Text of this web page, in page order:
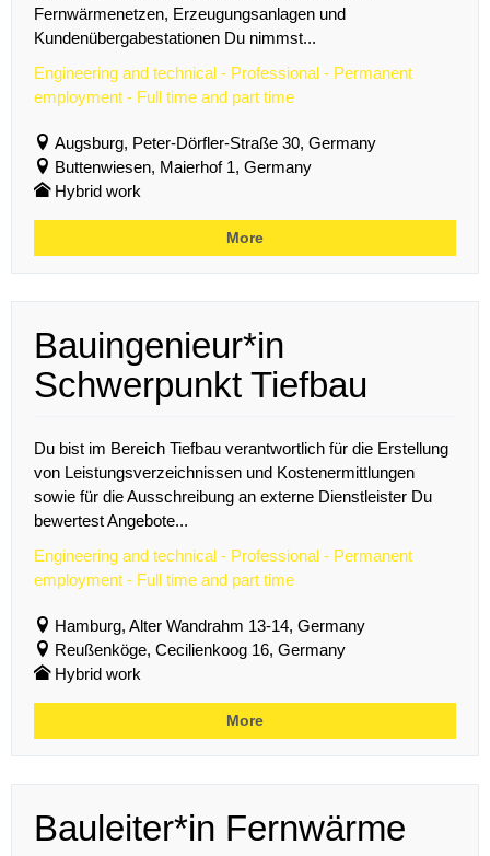
Fernwärmenetzen, Erzeugungsanlagen und
Kundenübergabestationen Du nimmst...
Engineering and technical - Professional - Permanent
employment - Full time and part time
Augsburg, Peter-Dörfler-Straße 30, Germany
Buttenwiesen, Maierhof 1, Germany
Hybrid work
More
Bauingenieur*in
Schwerpunkt Tiefbau
Du bist im Bereich Tiefbau verantwortlich für die Erstellung
von Leistungsverzeichnissen und Kostenermittlungen
sowie für die Ausschreibung an externe Dienstleister Du
bewertest Angebote...
Engineering and technical - Professional - Permanent
employment - Full time and part time
Hamburg, Alter Wandrahm 13-14, Germany
Reußenköge, Cecilienkoog 16, Germany
Hybrid work
More
Bauleiter*in Fernwärme